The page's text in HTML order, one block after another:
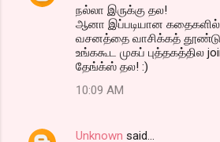
நல்லா இருக்கு தல!
ஆனா இப்படியான கதைகளில்
வசனத்தை வாசிக்கத்
உங்ககூட முகப் புத்தகத்தில
தேங்க்ஸ் தல! :)
10:09 AM
Unknown said…